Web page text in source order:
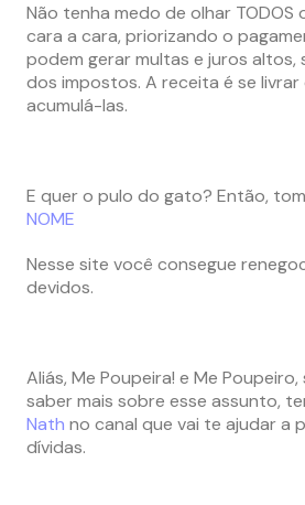
Não tenha medo de olhar TODOS
cara a cara, priorizando o
podem gerar multas e juros altos,
dos impostos. A receita é se livrar
acumulá-las.
E quer o pulo do gato? Então,
NOME
Nesse site você consegue
devidos.
Aliás, Me Poupeira! e Me
saber mais sobre esse assunto,
Nath no canal que vai te ajudar a
dívidas.